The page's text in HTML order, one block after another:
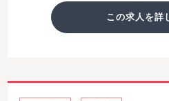
この求人を詳